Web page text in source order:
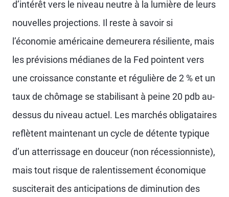
d’intérêt vers le niveau neutre à la lumière de leurs
nouvelles projections. Il reste à savoir si
l’économie américaine demeurera résiliente, mais
les prévisions médianes de la Fed pointent vers
une croissance constante et régulière de 2 % et un
taux de chômage se stabilisant à peine 20 pdb au-
dessus du niveau actuel. Les marchés obligataires
reflètent maintenant un cycle de détente typique
d’un atterrissage en douceur (non récessionniste),
mais tout risque de ralentissement économique
susciterait des anticipations de diminution des